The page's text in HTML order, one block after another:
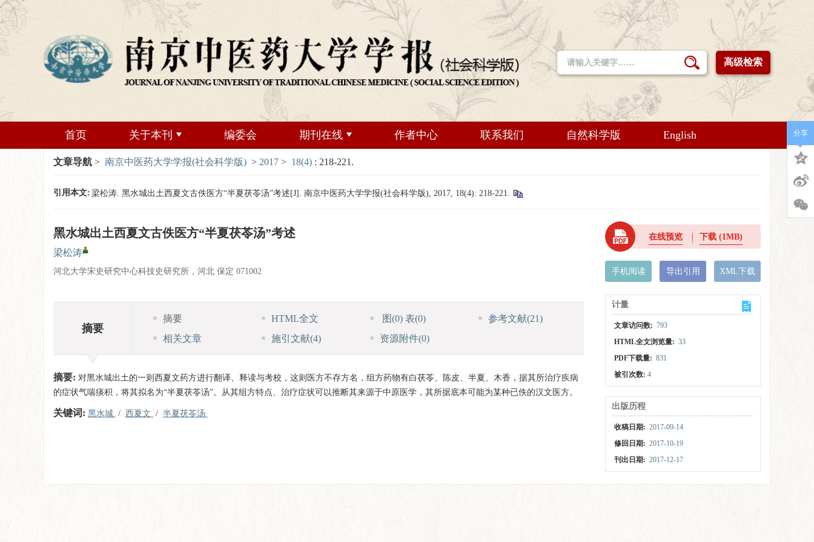
高级检索
首页 关于本刊 编委会 期刊在线 作者中心 联系我们 自然科学版 English
文章导航 > 南京中医药大学学报(社会科学版) > 2017 > 18(4) : 218-221.
引用本文: 梁松涛. 黑水城出土西夏文古佚医方“半夏茯苓汤”考述[J]. 南京中医药大学学报(社会科学版), 2017, 18(4): 218-221.
黑水城出土西夏文古佚医方“半夏茯苓汤”考述
梁松涛
河北大学宋史研究中心科技史研究所，河北 保定 071002
摘要
摘要 HTML全文 图(0) 表(0) 参考文献(21)
相关文章
施引文献(4) 资源附件(0)
摘要: 对黑水城出土的一则西夏文药方进行翻译、释读与考校，这则医方不存方名，组方药物有白茯苓、陈皮、半夏、木香，据其所治疗疾病
的症状气喘痰积，将其拟名为“半夏茯苓汤”。从其组方特点、治疗症状可以推断其来源于中原医学，其所据底本可能为某种已佚的汉文医方。
关键词: 黑水城 / 西夏文 / 半夏茯苓汤
在线预览 下载(1MB)
手机阅读 导出引用 XML下载
计量
文章访问数: 793
HTML全文浏览量: 33
PDF下载量: 831
被引次数:4
出版历程
收稿日期: 2017-09-14
修回日期: 2017-10-19
刊出日期: 2017-12-17
分享